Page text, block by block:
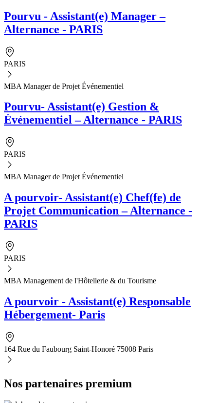
Pourvu - Assistant(e) Manager –
Alternance - PARIS
PARIS
MBA Manager de Projet Événementiel
Pourvu- Assistant(e) Gestion &
Événementiel – Alternance - PARIS
PARIS
MBA Manager de Projet Événementiel
A pourvoir- Assistant(e) Chef(fe) de
Projet Communication – Alternance -
PARIS
PARIS
MBA Management de l'Hôtellerie & du Tourisme
A pourvoir - Assistant(e) Responsable
Hébergement- Paris
164 Rue du Faubourg Saint-Honoré 75008 Paris
Nos partenaires premium